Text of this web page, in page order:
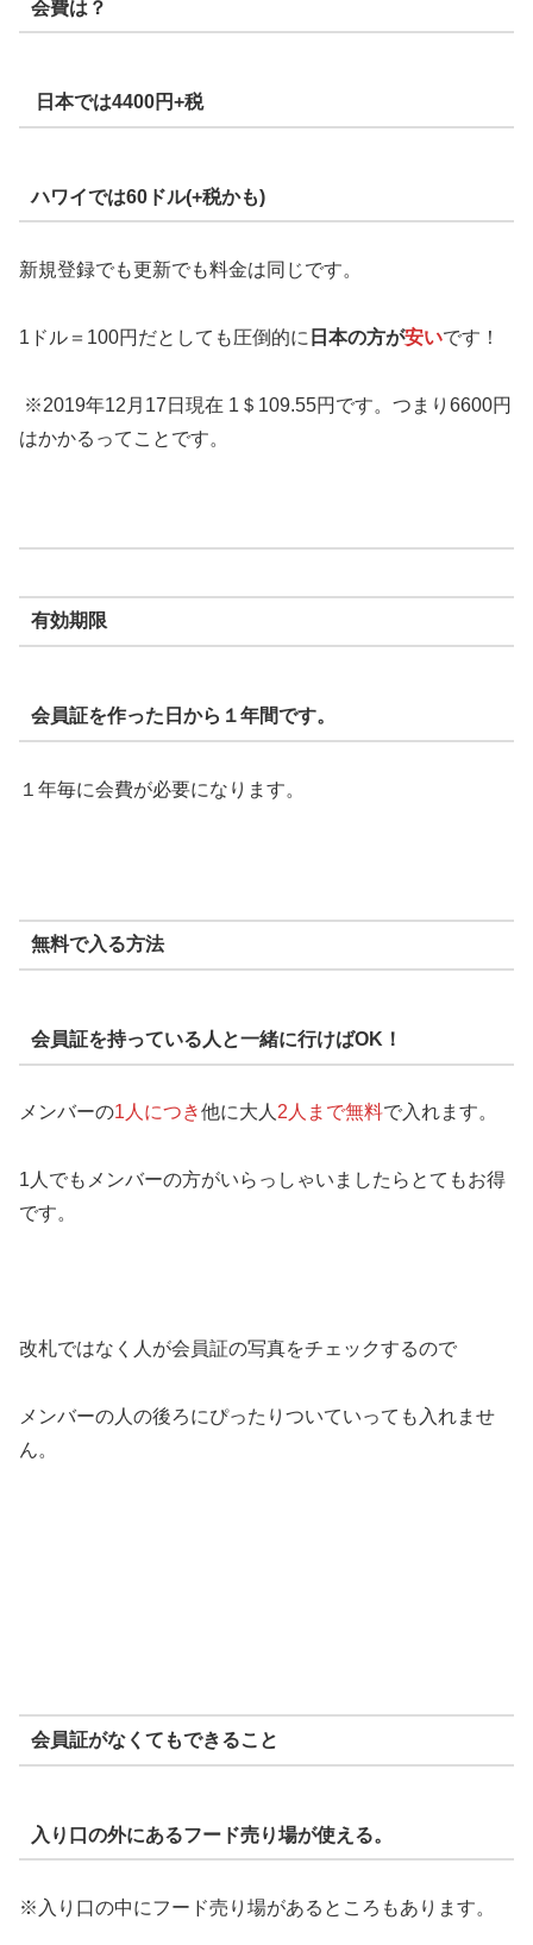
会費は？
日本では4400円+税
ハワイでは60ドル(+税かも)
新規登録でも更新でも料金は同じです。
1ドル＝100円だとしても圧倒的に 日本の方が安いです！
※2019年12月17日現在 1＄109.55円です。つまり6600円
はかかるってことです。
有効期限
会員証を作った日から１年間です。
１年毎に会費が必要になります。
無料で入る方法
会員証を持っている人と一緒に行けばOK！
メンバーの1人につき他に大人2人まで無料で入れます。
1人でもメンバーの方がいらっしゃいましたらとてもお得
です。
改札ではなく人が会員証の写真をチェックするので
メンバーの人の後ろにぴったりついていっても入れませ
ん。
会員証がなくてもできること
入り口の外にあるフード売り場が使える。
※入り口の中にフード売り場があるところもあります。